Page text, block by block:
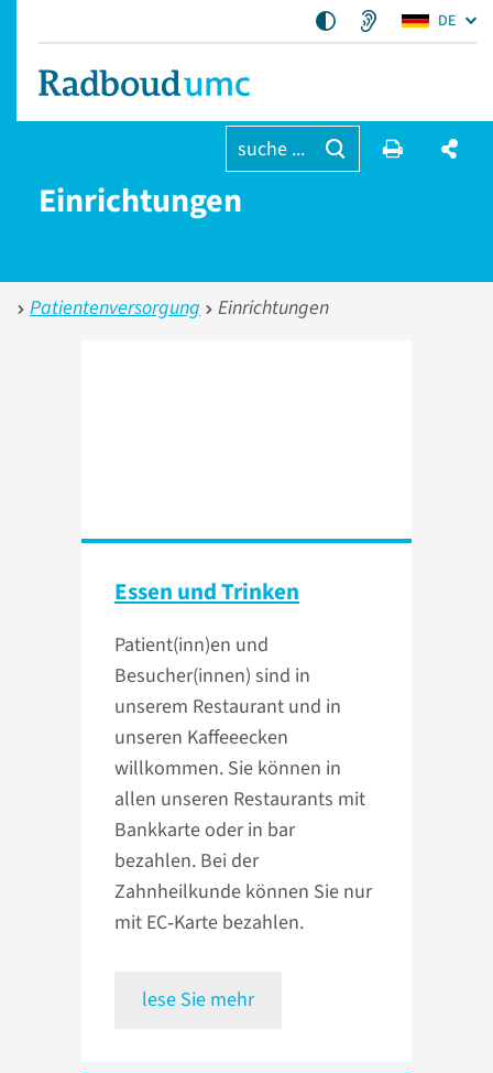
DE
suche ...
Einrichtungen
Patientenversorgung Einrichtungen
Essen und Trinken
Patient(inn)en und
Besucher(innen) sind in
unserem Restaurant und in
unseren Kaffeeecken
willkommen. Sie können in
allen unseren Restaurants mit
Bankkarte oder in bar
bezahlen. Bei der
Zahnheilkunde können Sie nur
mit EC‑Karte bezahlen.
lese Sie mehr